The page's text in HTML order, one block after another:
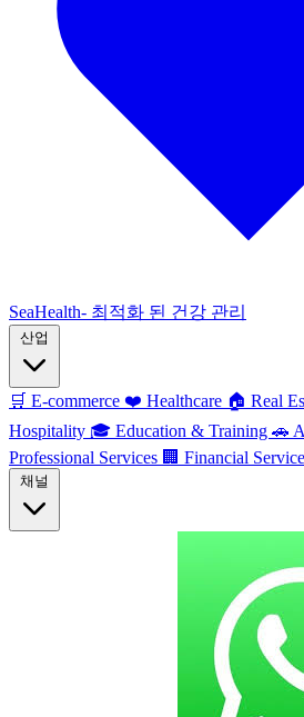
SeaHealth- 최적화 된 건강 관리
🛒 E-commerce ❤️ Healthcare 🏠 Real
Hospitality 🎓 Education & Training 🚗
Professional Services 🏢 Financial